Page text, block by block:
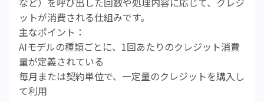
ットが消費される仕組みです。
主なポイント：
AIモデルの種類ごとに、1回あたりのクレジット消費
量が定義されている
毎月または契約単位で、一定量のクレジットを購入し
て利用